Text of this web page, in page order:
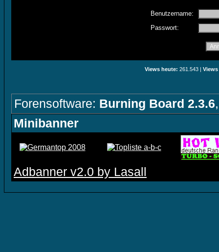
Benutzername:
Passwort:
Views heute: 261.543 |
Forensoftware: Burning Board 2.3.6
Minibanner
Adbanner v2.0 by Lasall